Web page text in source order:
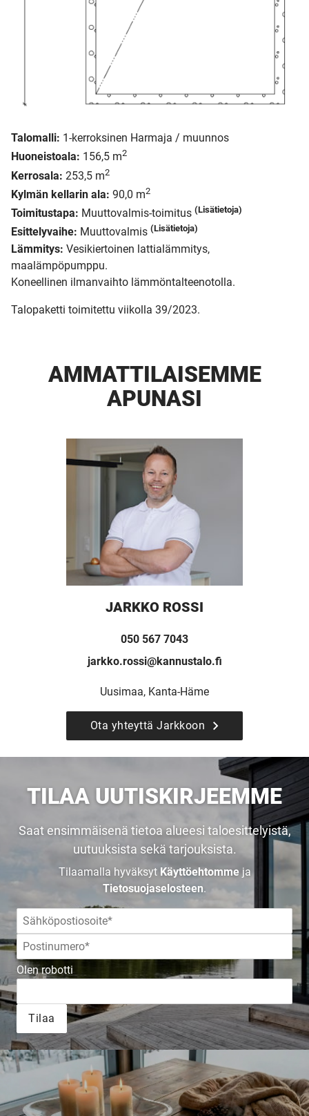
Talomalli: 1-kerroksinen Harmaja / muunnos
Huoneistoala: 156,5 m2
Kerrosala: 253,5 m2
Kylmän kellarin ala: 90,0 m2
Toimitustapa: Muuttovalmis-toimitus (Lisätietoja)
Esittelyvaihe: Muuttovalmis (Lisätietoja)
Lämmitys: Vesikiertoinen lattialämmitys,
maalämpöpumppu.
Koneellinen ilmanvaihto lämmöntalteenotolla.
Talopaketti toimitettu viikolla 39/2023.
AMMATTI­LAISEMME
APUNASI
JARKKO ROSSI
050 567 7043
jarkko.rossi@kannustalo.fi
Uusimaa, Kanta-Häme
Ota yhteyttä Jarkkoon
TILAA UUTISKIRJEEMME
Saat ensimmäisenä tietoa alueesi taloesittelyistä,
uutuuksista sekä tarjouksista.
Tilaamalla hyväksyt Käyttöehtommeja
Tietosuojaselosteen.
Olen robotti
Tilaa
UUSI
UNELMISTA
KODIKSI-
TALOKIRJA ON
JULKAISTU
Upea yli 200-sivuinen talokirja!
Tilaa esite